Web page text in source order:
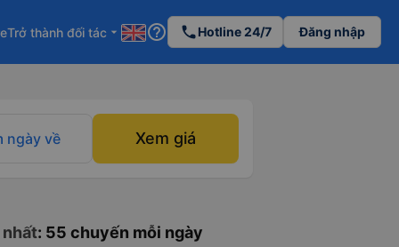
Trở thành đối tác arrow_drop_down help_outline phoneHotline 24/7 Đăng nhập
ngày về Xem giá
nhất: 55 chuyến mỗi ngày